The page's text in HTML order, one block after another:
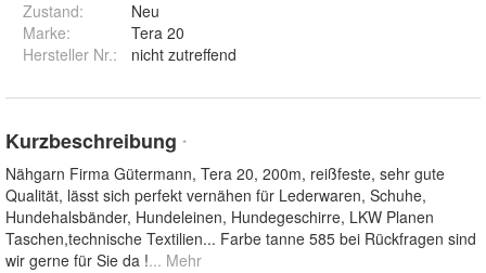
Zustand:
Neu
Marke:
Tera 20
Hersteller Nr.:
nicht zutreffend
Kurzbeschreibung *
Nähgarn Firma Gütermann, Tera 20, 200m, reißfeste, sehr gute
Qualität, lässt sich perfekt vernähen für Lederwaren, Schuhe,
Hundehalsbänder, Hundeleinen, Hundegeschirre, LKW Planen
Taschen,technische Textilien... Farbe tanne 585 bei Rückfragen sind
wir gerne für Sie da !... Mehr